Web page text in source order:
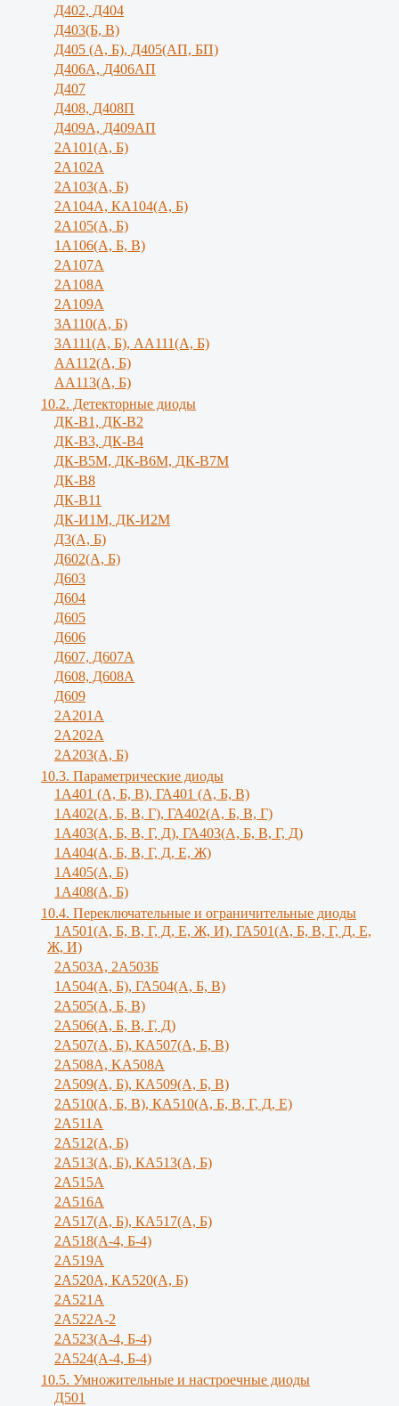
Д402, Д404
Д403(Б, В)
Д405 (А, Б), Д405(АП, БП)
Д406А, Д406АП
Д407
Д408, Д408П
Д409А, Д409АП
2А101(А, Б)
2А102А
2А103(А, Б)
2А104А, КА104(А, Б)
2А105(А, Б)
1А106(А, Б, В)
2А107А
2А108А
2А109А
3А110(А, Б)
3А111(А, Б), АА111(А, Б)
АА112(А, Б)
АА113(А, Б)
10.2. Детекторные диоды
ДК-В1, ДК-В2
ДК-В3, ДК-В4
ДК-В5М, ДК-В6М, ДК-В7М
ДК-В8
ДК-В11
ДК-И1М, ДК-И2М
Д3(А, Б)
Д602(А, Б)
Д603
Д604
Д605
Д606
Д607, Д607А
Д608, Д608А
Д609
2А201А
2А202А
2А203(А, Б)
10.3. Параметрические диоды
1A401 (А, Б, В), ГА401 (А, Б, В)
1А402(А, Б, В, Г), ГА402(А, Б, В, Г)
1А403(А, Б, В, Г, Д), ГА403(А, Б, В, Г, Д)
1А404(А, Б, В, Г, Д, Е, Ж)
1А405(А, Б)
1А408(А, Б)
10.4. Переключательные и ограничительные диоды
1А501(А, Б, В, Г, Д, E, Ж, И), ГА501(А, Б, В, Г, Д, Е,
Ж, И)
2A503A, 2А503Б
1А504(А, Б), ГА504(А, Б, В)
2А505(А, Б, B)
2А506(А, Б, В, Г, Д)
2А507(А, Б), КА507(А, Б, В)
2А508А, KA508A
2А509(А, Б), КА509(А, Б, В)
2А510(А, Б, В), КА510(А, Б, В, Г, Д, Е)
2А511А
2А512(А, Б)
2А513(А, Б), КА513(А, Б)
2А515А
2A516A
2А517(А, Б), КА517(А, Б)
2А518(А-4, Б-4)
2A519A
2А520А, КА520(А, Б)
2А521А
2А522А-2
2А523(А-4, Б-4)
2А524(А-4, Б-4)
10.5. Умножительные и настроечные диоды
Д501